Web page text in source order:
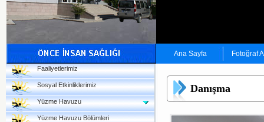
Ana Sayfa Fotoğraf
Faaliyetlerimiz
Sosyal Etkinliklerimiz
Yüzme Havuzu
Yüzme Havuzu Bölümleri
Danışma